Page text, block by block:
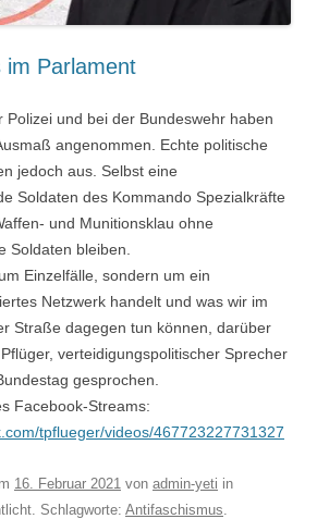
im Parlament
Polizei und bei der Bundeswehr haben
angenommen. Echte politische
jedoch aus. Selbst eine
Soldaten des Kommando Spezialkräfte
und Munitionsklau ohne
Soldaten bleiben.
Einzelfälle, sondern um ein
Netzwerk handelt und was wir im
Straße dagegen tun können, darüber
verteidigungspolitischer Sprecher
gesprochen.
Facebook-Streams:
tpflueger/videos/467723227731327
16. Februar 2021 von admin-yeti in
Schlagworte: Antifaschismus